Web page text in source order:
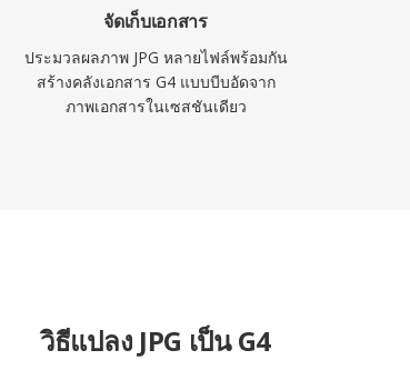
จัดเก็บเอกสาร
ประมวลผลภาพ JPG หลายไฟล์พร้อมกัน
สร้างคลังเอกสาร G4 แบบบีบอัดจาก
ภาพเอกสารในเซสชันเดียว
วิธีแปลง JPG เป็น G4